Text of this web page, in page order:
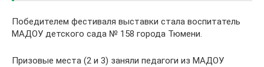
Победителем фестиваля выставки стала воспитатель
МАДОУ детского сада № 158 города Тюмени.
Призовые места (2 и 3) заняли педагоги из МАДОУ